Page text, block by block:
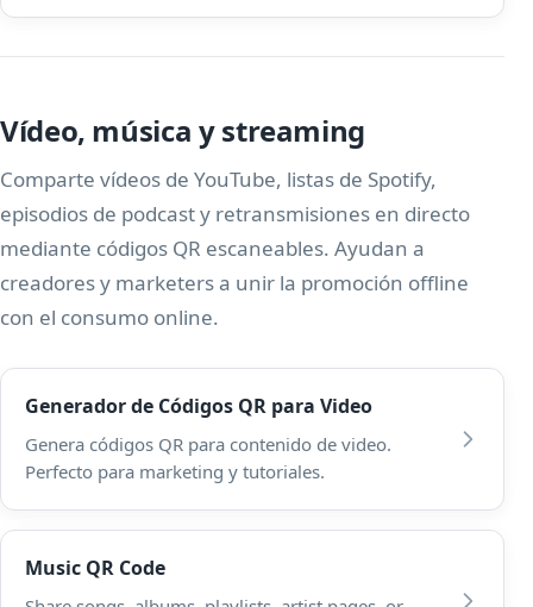
Vídeo, música y streaming
Comparte vídeos de YouTube, listas de Spotify,
episodios de podcast y retransmisiones en directo
mediante códigos QR escaneables. Ayudan a
creadores y marketers a unir la promoción offline
con el consumo online.
Generador de Códigos QR para Video
Genera códigos QR para contenido de video.
Perfecto para marketing y tutoriales.
Music QR Code